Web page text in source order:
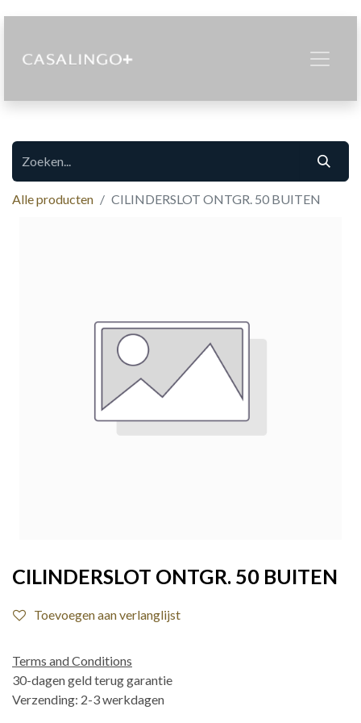
Alle producten CILINDERSLOT ONTGR. 50 BUITEN
CILINDERSLOT ONTGR. 50 BUITEN
Toevoegen aan verlanglijst
Terms and Conditions
30-dagen geld terug garantie
Verzending: 2-3 werkdagen